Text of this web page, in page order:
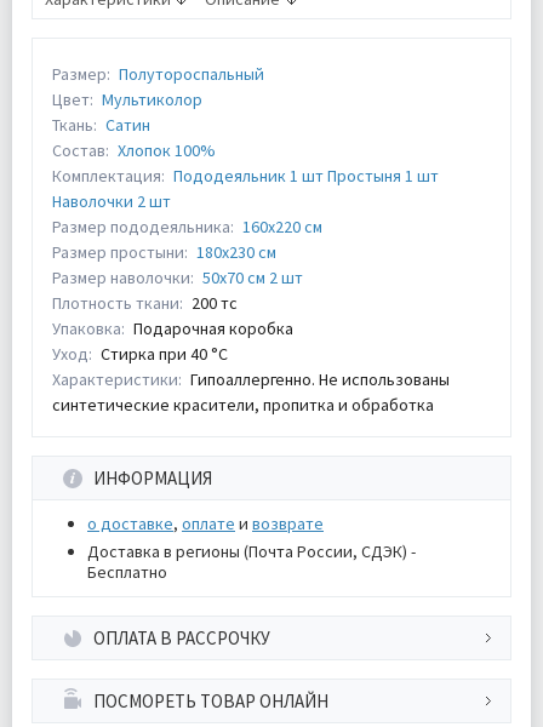
Размер: Полутороспальный
Цвет: Мультиколор
Ткань: Сатин
Состав: Хлопок 100%
Комплектация: Пододеяльник 1 шт Простыня 1 шт
Наволочки 2 шт
Размер пододеяльника: 160х220 см
Размер простыни: 180х230 см
Размер наволочки: 50х70 см 2 шт
Плотность ткани: 200 тс
Упаковка: Подарочная коробка
Уход: Стирка при 40 °С
Характеристики: Гипоаллергенно. Не использованы
синтетические красители, пропитка и обработка
ИНФОРМАЦИЯ
о доставке, оплате и возврате
Доставка в регионы (Почта России, СДЭК) -
Бесплатно
ОПЛАТА В РАССРОЧКУ
ПОСМОРЕТЬ ТОВАР ОНЛАЙН